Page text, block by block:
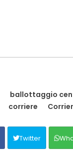
ballottaggio
corriere
Twitter